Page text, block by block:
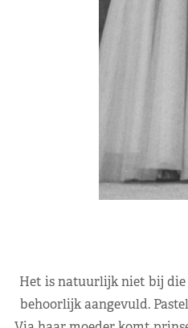
Het is natuurlijk niet bij die
behoorlijk aangevuld.